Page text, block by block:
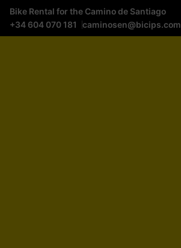
Bike Rental for the Camino de Santiago
+34 604 070 181
caminosen@bicips.com